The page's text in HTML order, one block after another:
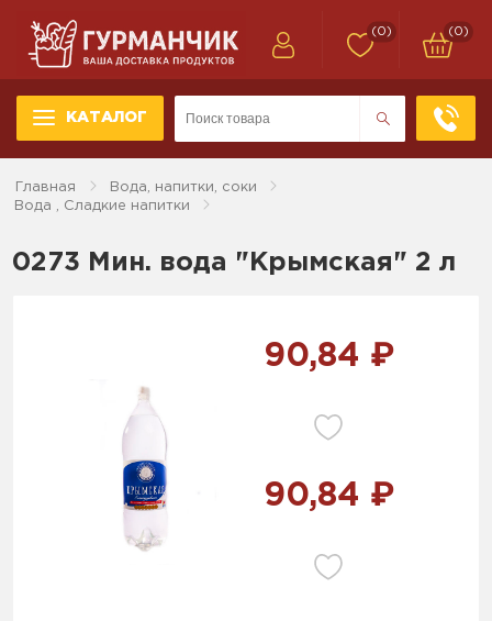
КАТАЛОГ
(0) (0)
Главная
Вода, напитки, соки
Вода , Сладкие напитки
0273 Мин. вода "Крымская" 2 л
90,84 ₽
90,84 ₽